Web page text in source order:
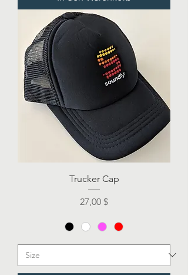
Trucker Cap
Preis
27,00 $